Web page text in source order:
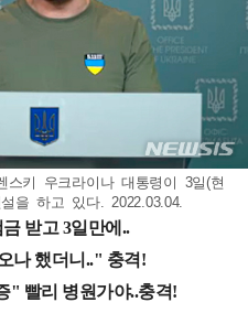
스키 우크라이나 대통령이 3일(현
을 하고 있다. 2022.03.04.